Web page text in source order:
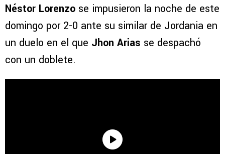
Néstor Lorenzo se impusieron la noche de este
domingo por 2-0 ante su similar de Jordania en
un duelo en el que Jhon Arias se despachó
con un doblete.